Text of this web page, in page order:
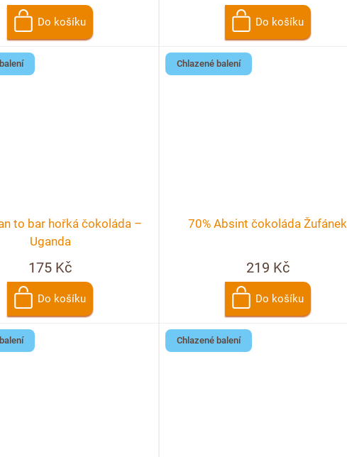
Do košíku Do košíku
to bar hořká čokoláda –
Uganda
175 Kč
Do košíku
Chlazené balení
70% Absint čokoláda Žufánek
219 Kč
Do košíku
Chlazené balení